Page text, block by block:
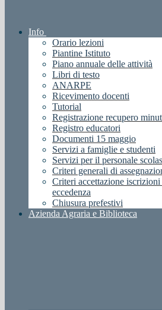
Info
Orario lezioni
Piantine Istituto
Piano annuale delle attività
Libri di testo
ANARPE
Ricevimento docenti
Tutorial
Registrazione recupero
Registro educatori
Documenti 15 maggio
Servizi a famiglie e studenti
Servizi per il personale
Criteri generali di
Criteri accettazione
eccedenza
Chiusura prefestivi
Azienda Agraria e Biblioteca